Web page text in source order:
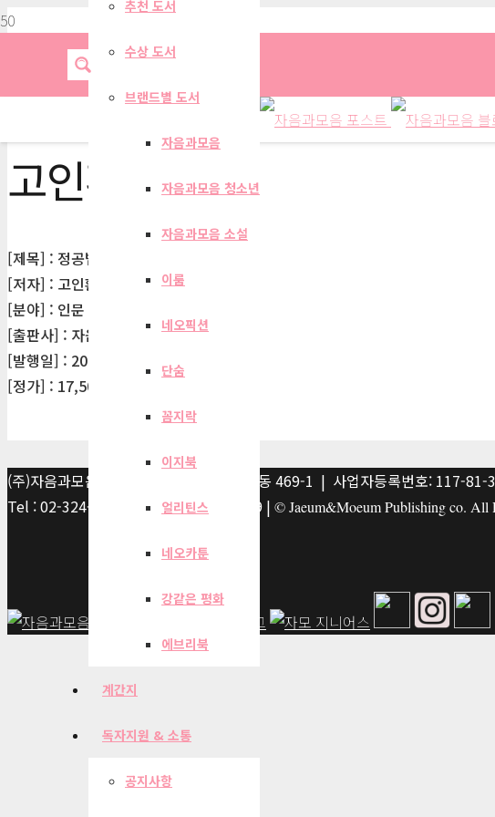
추천 도서
수상 도서
브랜드별 도서
자음과모음
자음과모음 청소년
자음과모음 소설
이룸
네오픽션
단숨
꼼지락
이지북
얼리틴스
네오카툰
강같은 평화
에브리북
계간지
독자지원 & 소통
공지사항
고인환
[제목] : 정공법의 문학
[저자] : 고인환
[분야] : 인문
[출판사] : 자음과모음
[발행일] : 2014-06-11
[정가] : 17,500원
(주)자음과모음 | 10881 경기 파주시 서패동 469-1 | 사업자등록번호: 117-81-
Tel : 02-324-2347 | Fax : 02-6959-8459 | © Jaeum&Moeum Publishing co. All